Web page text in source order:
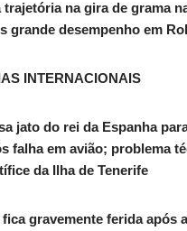
na gira de grama
grande desempenho em
INTERNACIONAIS
jato do rei da Espanha
falha em avião; problema
da Ilha de Tenerife
gravemente ferida após